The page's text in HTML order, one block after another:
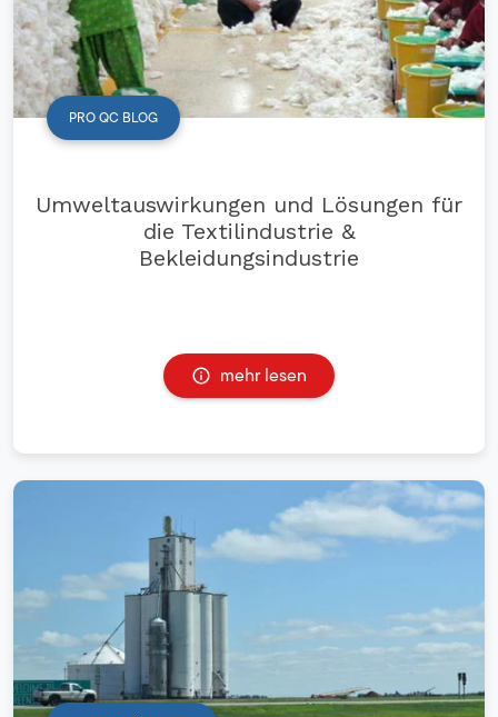
PRO QC BLOG
Umweltauswirkungen und Lösungen für
die Textilindustrie &
Bekleidungsindustrie
mehr lesen